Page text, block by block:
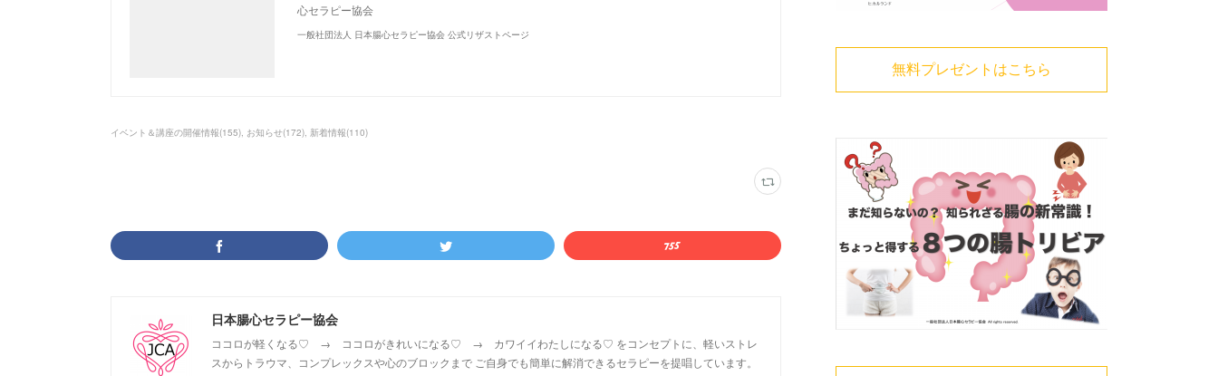
心セラピー協会
一般社団法人 日本腸心セラピー協会 公式リザストページ
イベント＆講座の開催情報(155) お知らせ(172) 新着情報(110)
日本腸心セラピー協会
ココロが軽くなる♡ → ココロがきれいになる♡ → カワイイわたしになる♡ をコンセプトに、軽いストレ
スからトラウマ、コンプレックスや心のブロックまで ご自身でも簡単に解消できるセラピーを提唱しています。
無料プレゼントはこちら